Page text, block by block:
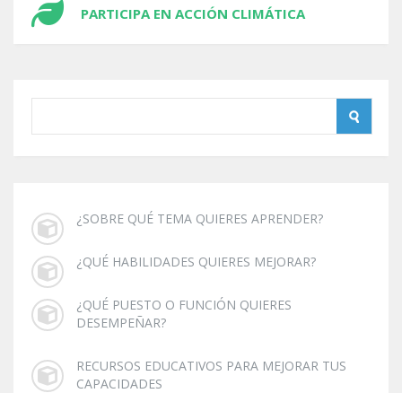
PARTICIPA EN ACCIÓN CLIMÁTICA
¿SOBRE QUÉ TEMA QUIERES APRENDER?
¿QUÉ HABILIDADES QUIERES MEJORAR?
¿QUÉ PUESTO O FUNCIÓN QUIERES
DESEMPEÑAR?
RECURSOS EDUCATIVOS PARA MEJORAR TUS
CAPACIDADES